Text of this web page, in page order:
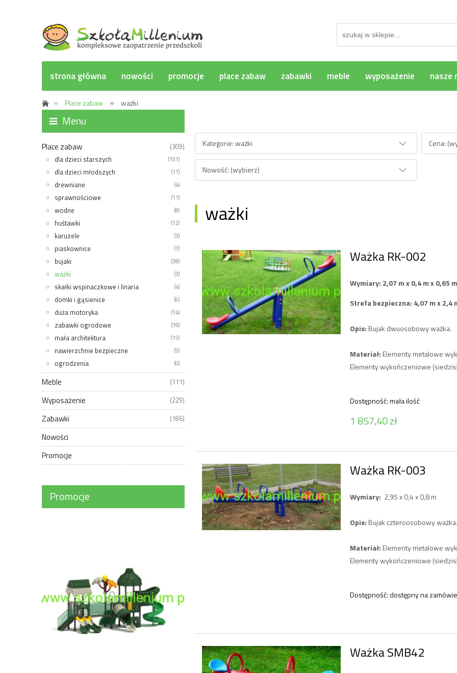
strona główna nowości promocje place zabaw zabawki meble wyposażenie nasze
»
Place zabaw » ważki
Menu
Place zabaw (309)
dla dzieci starszych (101)
dla dzieci młodszych (11)
drewniane (4)
sprawnościowe (11)
wodne (8)
huśtawki (12)
karuzele (3)
piaskownice (7)
bujaki (38)
ważki (3)
skałki wspinaczkowe i linaria (4)
domki i gąsienice (6)
duża motoryka (14)
zabawki ogrodowe (39)
mała architektura (15)
nawierzchnie bezpieczne (5)
ogrodzenia (0)
Meble (111)
Wyposażenie (229)
Zabawki (186)
Nowości
Promocje
Promocje
Kategorie: ważki Cena:
Nowość: (wybierz)
ważki
Ważka RK-002
Wymiary: 2,07 m x 0,4 m x 0,65 m
Strefa bezpieczna: 4,07 m x 2,4
Opis: Bujak dwuosobowy ważka.
Materiał: Elementy metalowe
Elementy wykończeniowe
Dostępność:mała ilość
1 857,40 zł
Ważka RK-003
Wymiary: 2,95 x 0,4 x 0,8 m
Opis: Bujak czteroosobowy ważka.
Materiał: Elementy metalowe
Elementy wykończeniowe
Dostępność:dostępny na
Ważka SMB42